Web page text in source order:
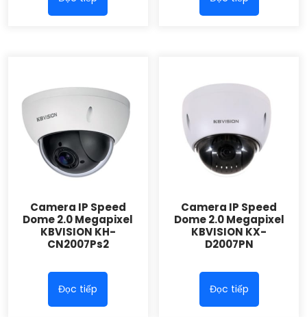
Camera IP Speed
Dome 2.0 Megapixel
KBVISION KH-
CN2007Ps2
Đọc tiếp
Camera IP Speed
Dome 2.0 Megapixel
KBVISION KX-
D2007PN
Đọc tiếp